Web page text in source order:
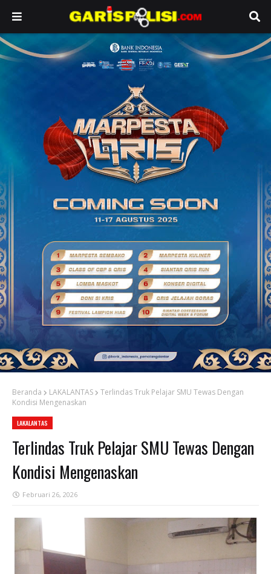
Beranda LAKALANTAS
Terlindas Truk Pelajar SMU Tewas Dengan
Kondisi Mengenaskan
LAKALANTAS
Terlindas Truk Pelajar SMU Tewas Dengan
Kondisi Mengenaskan
Februari 26, 2026